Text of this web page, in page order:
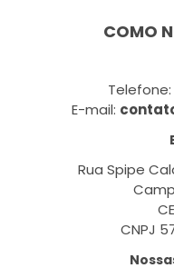
COMO
Telefone:
E-mail:
Rua Spipe
CNPJ